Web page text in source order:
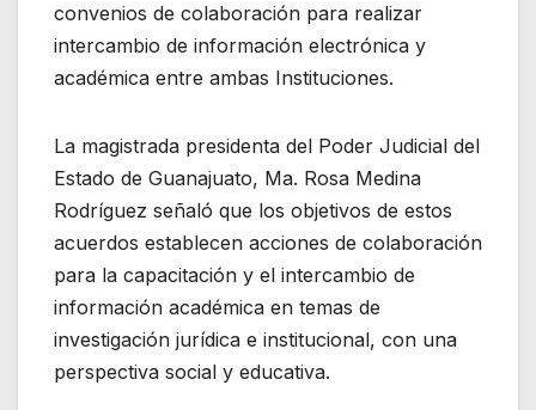
convenios de colaboración para realizar
intercambio de información electrónica y
académica entre ambas Instituciones.
La magistrada presidenta del Poder Judicial del
Estado de Guanajuato, Ma. Rosa Medina
Rodríguez señaló que los objetivos de estos
acuerdos establecen acciones de colaboración
para la capacitación y el intercambio de
información académica en temas de
investigación jurídica e institucional, con una
perspectiva social y educativa.